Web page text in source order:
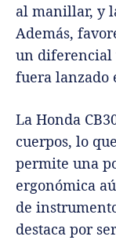
al manillar, y
Además,
un diferencial
fuera lanzado
La Honda
cuerpos, lo
permite una
ergonómica
de
destaca por